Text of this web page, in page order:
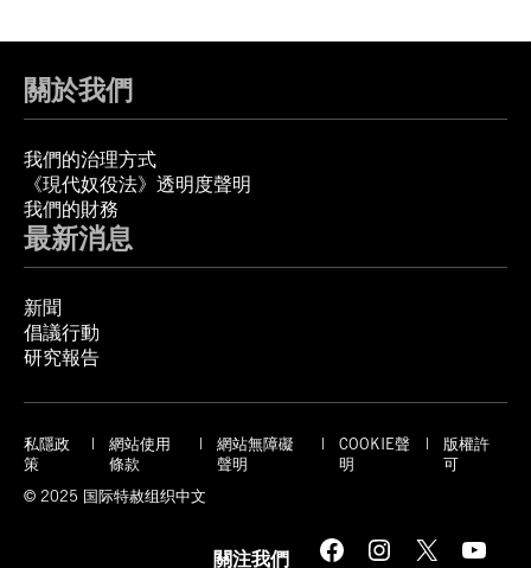
關於我們
我們的治理方式
《現代奴役法》透明度聲明
我們的財務
最新消息
新聞
倡議行動
研究報告
私隱政
策
網站使用
條款
網站無障礙
聲明
COOKIE聲
明
版權許
可
© 2025 国际特赦组织中文
關注我們 Facebook Instagram X YouTube